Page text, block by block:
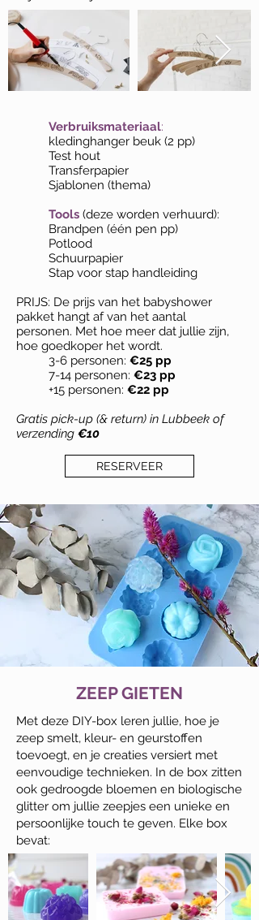
Verbruiksmateriaal:
kledinghanger beuk (2 pp)
Test hout
Transferpapier
Sjablonen (thema)
Tools (deze worden verhuurd):
Brandpen (één pen pp)
Potlood
Schuurpapier
Stap voor stap handleiding
PRIJS: De prijs van het babyshower
pakket hangt af van het aantal
personen. Met hoe meer dat jullie zijn,
hoe goedkoper het wordt.
3-6 personen: €25 pp
7-14 personen: €23 pp
+15 personen: €22 pp
Gratis pick-up (& return) in Lubbeek of
verzending €10
RESERVEER
ZEEP GIETEN
Met deze DIY-box leren jullie, hoe je
zeep smelt, kleur- en geurstoffen
toevoegt, en je creaties versiert met
eenvoudige technieken. In de box zitten
ook gedroogde bloemen en biologische
glitter om jullie zeepjes een unieke en
persoonlijke touch te geven. Elke box
bevat: